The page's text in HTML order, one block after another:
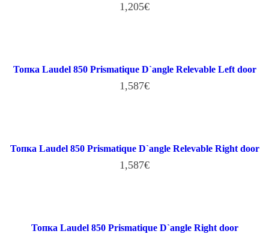
1,205€
Топка Laudel 850 Prismatique D`angle Relevable Left door
1,587€
Топка Laudel 850 Prismatique D`angle Relevable Right door
1,587€
Топка Laudel 850 Prismatique D`angle Right door